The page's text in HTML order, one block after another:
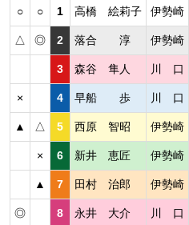
○ ○ 1 高橋 絵莉子 伊勢崎
△ ◎ 2 落合 淳 伊勢崎
3 森谷 隼人 川 口
× 4 早船 歩 川 口
▲ △ 5 西原 智昭 伊勢崎
× 6 新井 恵匠 伊勢崎
▲ 7 田村 治郎 伊勢崎
◎ 8 永井 大介 川 口